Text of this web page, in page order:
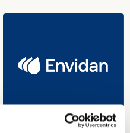
Envidan - Employer